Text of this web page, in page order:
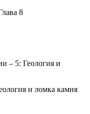
и ломка камня